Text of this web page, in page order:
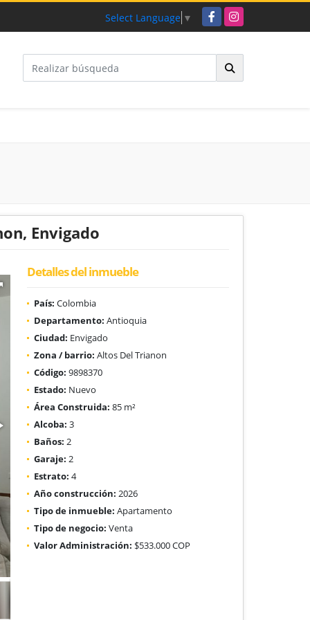
Select Language ▼ FacebookInstagram
Envigado
Detalles del inmueble
País: Colombia
Departamento: Antioquia
Ciudad: Envigado
Zona / barrio: Altos Del Trianon
Código: 9898370
Estado: Nuevo
Área Construida: 85 m²
Alcoba: 3
Baños: 2
Garaje: 2
Estrato: 4
Año construcción: 2026
Tipo de inmueble: Apartamento
Tipo de negocio: Venta
Valor Administración: $533.000 COP